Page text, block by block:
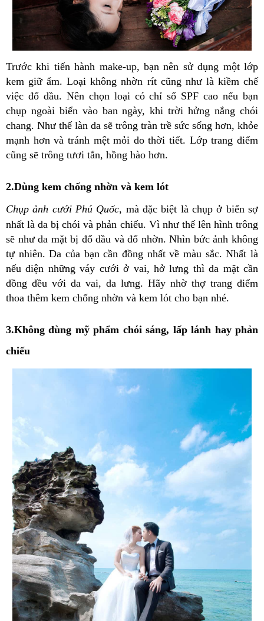
Trước khi tiến hành make-up, bạn nên sử dụng một lớp
kem giữ ẩm. Loại không nhờn rít cũng như là kiềm chế
việc đổ dầu. Nên chọn loại có chỉ số SPF cao nếu bạn
chụp ngoài biển vào ban ngày, khi trời hửng nắng chói
chang. Như thế làn da sẽ trông tràn trề sức sống hơn, khỏe
mạnh hơn và tránh mệt mỏi do thời tiết. Lớp trang điểm
cũng sẽ trông tươi tắn, hồng hào hơn.
2.Dùng kem chống nhờn và kem lót
Chụp ảnh cưới Phú Quốc, mà đặc biệt là chụp ở biển sợ
nhất là da bị chói và phản chiếu. Vì như thế lên hình trông
sẽ như da mặt bị đổ dầu và đổ nhờn. Nhìn bức ảnh không
tự nhiên. Da của bạn cần đồng nhất về màu sắc. Nhất là
nếu diện những váy cưới ở vai, hở lưng thì da mặt cần
đồng đều với da vai, da lưng. Hãy nhờ thợ trang điểm
thoa thêm kem chống nhờn và kem lót cho bạn nhé.
3.Không dùng mỹ phẩm chói sáng, lấp lánh hay phản
chiếu